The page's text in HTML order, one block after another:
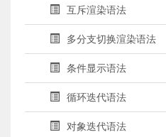
互斥渲染语法
多分支切换渲染语法
条件显示语法
循环迭代语法
对象迭代语法